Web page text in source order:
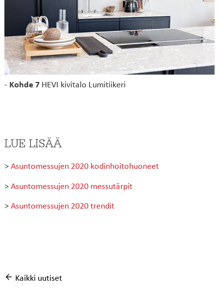
- Kohde 7HEVI kivitalo Lumitiikeri
LUE LISÄÄ
> Asuntomessujen 2020 kodinhoitohuoneet
> Asuntomessujen 2020 messutärpit
> Asuntomessujen 2020 trendit
Kaikki uutiset